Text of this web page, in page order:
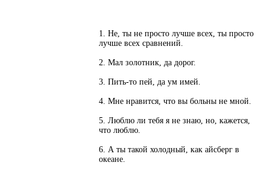
1. Не, ты не просто лучше всех, ты просто
лучше всех сравнений.
2. Мал золотник, да дорог.
3. Пить-то пей, да ум имей.
4. Мне нравится, что вы больны не мной.
5. Люблю ли тебя я не знаю, но, кажется,
что люблю.
6. А ты такой холодный, как айсберг в
океане.